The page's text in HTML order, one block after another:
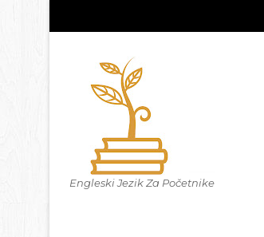
Engleski Jezik Za Početnike